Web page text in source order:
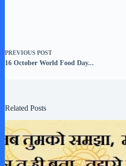
PREVIOUS POST
16 October World Food Day...
Related Posts